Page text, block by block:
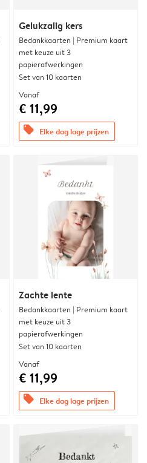
Gelukzalig kers
Bedankkaarten | Premium kaart
met keuze uit 3
papierafwerkingen
Set van 10 kaarten
Vanaf
€ 11,99
offers Elke dag lage prijzen
Zachte lente
Bedankkaarten | Premium kaart
met keuze uit 3
papierafwerkingen
Set van 10 kaarten
Vanaf
€ 11,99
offers Elke dag lage prijzen